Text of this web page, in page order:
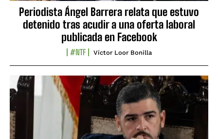
Periodista Ángel Barrera relata que estuvo
detenido tras acudir a una oferta laboral
publicada en Facebook
#NTF Víctor Loor Bonilla